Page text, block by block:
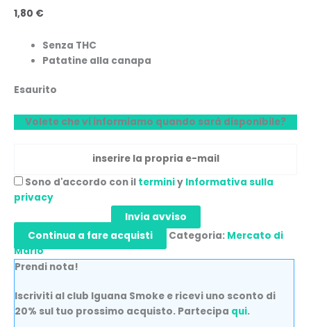
1,80 €
Senza THC
Patatine alla canapa
Esaurito
Volete che vi informiamo quando sarà disponibile?
Sono d'accordo con il terminiy Informativa sulla
privacy
Invia avviso
Continua a fare acquisti
Categoria: Mercato di
Mario
Prendi nota!
Iscriviti al club Iguana Smoke e ricevi uno sconto di
20% sul tuo prossimo acquisto. Partecipa qui.